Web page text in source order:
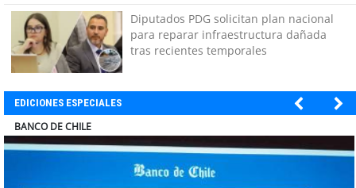
Diputados PDG solicitan plan nacional
para reparar infraestructura dañada
tras recientes temporales
EDICIONES ESPECIALES
ELECTROLUX